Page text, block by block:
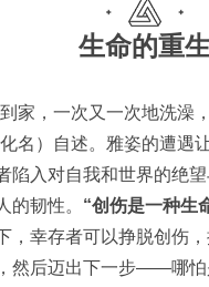
生命的重生
家，一次又一次地洗澡
名）自述。雅姿的遭遇
陷入对自我和世界的绝
的韧性。 “创伤是一种生
，幸存者可以挣脱创伤
然后迈出下一步——哪怕